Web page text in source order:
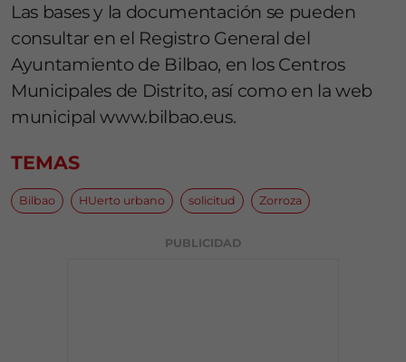
Las bases y la documentación se pueden
consultar en el Registro General del
Ayuntamiento de Bilbao, en los Centros
Municipales de Distrito, así como en la web
municipal www.bilbao.eus.
TEMAS
Bilbao HUerto urbano solicitud Zorroza
PUBLICIDAD